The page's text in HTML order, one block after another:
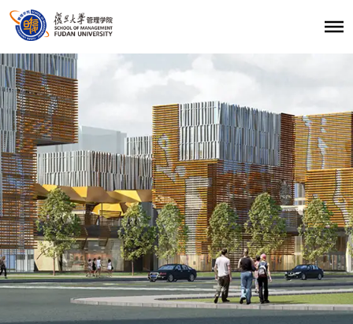
首页
招生报考
职业发展
学生发展
学生活动
学生风采